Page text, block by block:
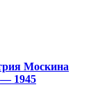
Москина
— 1945